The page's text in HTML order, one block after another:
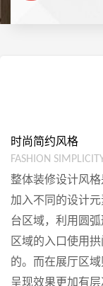
时尚简约风格
FASHION
整体装修设计风
加入不同的设计
台区域，利用圆
区域的入口使用
的。而在展厅区
呈现效果更加有层